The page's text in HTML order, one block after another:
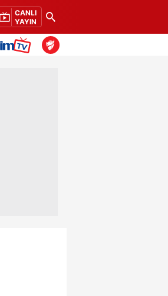
CANLI
YAYIN